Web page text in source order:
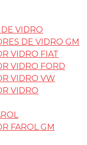
VIDRO
DE VIDRO GM
VIDRO FIAT
VIDRO FORD
VIDRO VW
VIDRO
FAROL GM